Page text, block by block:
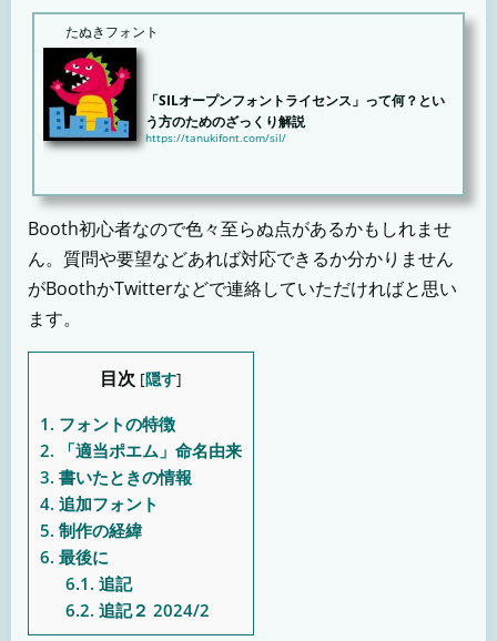
たぬきフォント
「SILオープンフォントライセンス」って何？とい
う方のためのざっくり解説
https://tanukifont.com/sil/
でき...
Booth初心者なので色々至らぬ点があるかもしれませ
ん。質問や要望などあれば対応できるか分かりません
がBoothかTwitterなどで連絡していただければと思い
ます。
目次 [隠す]
1. フォントの特徴
2. 「適当ポエム」命名由来
3. 書いたときの情報
4. 追加フォント
5. 制作の経緯
6. 最後に
6.1. 追記
6.2. 追記２ 2024/2